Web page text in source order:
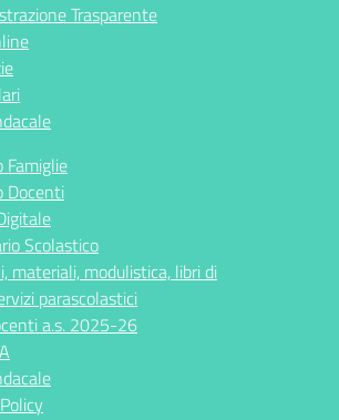
Trasparente
Famiglie
Docenti
Scolastico
materiali, modulistica, libri di
parascolastici
a.s. 2025-26